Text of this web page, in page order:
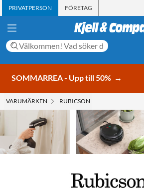
PRIVATPERSON FÖRETAG
SOMMARREA - Upp till 50% →
VARUMÄRKEN RUBICSON